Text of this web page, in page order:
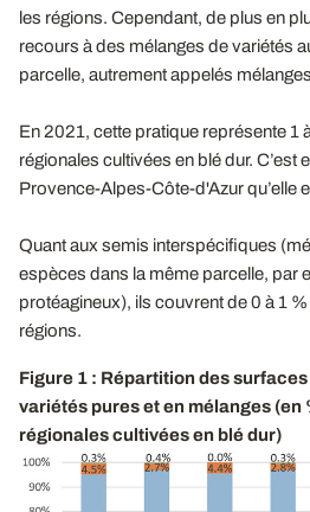
les régions. Cependant, de plus en
recours à des mélanges de variétés
parcelle, autrement appelés
En 2021, cette pratique représente 1
régionales cultivées en blé dur. C’est
Provence-Alpes-Côte-d'Azur qu’elle
Quant aux semis interspécifiques
espèces dans la même parcelle, par
protéagineux), ils couvrent de 0 à 1
régions.
Figure 1 : Répartition des
variétés pures et en mélanges (en
régionales cultivées en blé dur)